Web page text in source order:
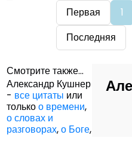
Первая 1
Последняя
Смотрите также...
Александр Кушнер
- все цитаты или
толькоо времени,
о словах и
разговорах,о Боге,